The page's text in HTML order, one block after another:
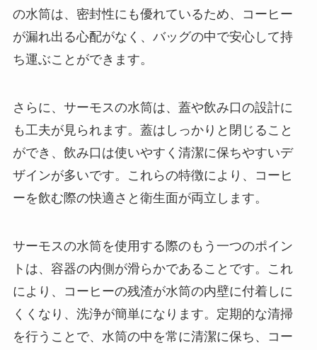
の水筒は、密封性にも優れているため、コーヒー
が漏れ出る心配がなく、バッグの中で安心して持
ち運ぶことができます。
さらに、サーモスの水筒は、蓋や飲み口の設計に
も工夫が見られます。蓋はしっかりと閉じること
ができ、飲み口は使いやすく清潔に保ちやすいデ
ザインが多いです。これらの特徴により、コーヒ
ーを飲む際の快適さと衛生面が両立します。
サーモスの水筒を使用する際のもう一つのポイン
トは、容器の内側が滑らかであることです。これ
により、コーヒーの残渣が水筒の内壁に付着しに
くくなり、洗浄が簡単になります。定期的な清掃
を行うことで、水筒の中を常に清潔に保ち、コー